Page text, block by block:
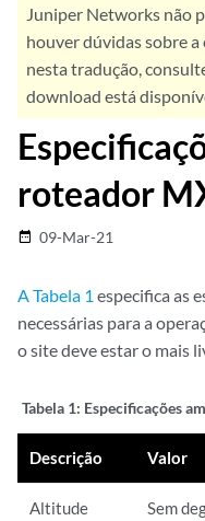
Juniper Networks não
houver dúvidas sobre
nesta tradução,
download está
roteador
date_range 09-Mar-21
A Tabela 1 especifica as
necessárias para a
o site deve estar o mais
Tabela 1: Especificações
Descrição Valor
Altitude
Sem